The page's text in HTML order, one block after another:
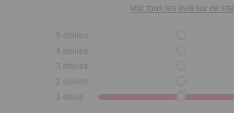
Voir tous les avis sur ce site
5 étoiles
4 étoiles
3 étoiles
2 étoiles
1 étoile